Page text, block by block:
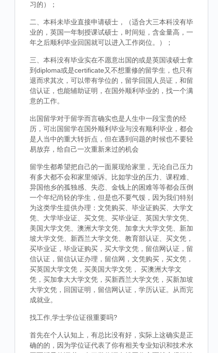
习的）；
二、本科未毕业直接申请硕士，（适合大三本科没有毕
业的，英国一年制授课试硕士，时间短，含金量高，一
年之后顺利毕业回国就可以进入工作岗位。）；
三、本科没有毕业实在不愿意出国的或是英国读硕士拿
到diploma或是certificate又不想重修的留学生，也只有
退而求其次，可以带有学位的，留学回国人员证，和留
信认证，也能辅助证明，在国外顺利毕业的，找一个满
意的工作。
出国留学对于留学而言确实也是人生中一段宝贵的经
历，可出国留学在国外顺利毕业与没有顺利毕业，都会
是人当中的重大转折点，但在遇到问题的时候也不要轻
易放弃，给自己一次重新来过的机会
留学生都希望把自己的一面展现给家里，无论自己压力
有多大都不会和家里倾诉。比如学业的压力、课程难、
异国他乡的孤独感、失恋、金钱上的困难等等都会压倒
一个年纪尚轻的学生，但是也不要气馁，因为我们特别
为这类学生提供办理：文凭购买、毕业证购买、大学文
凭、大学毕业证、买文凭、买毕业证、英国大学文凭、
美国大学文凭、澳洲大学文凭、加拿大大学文凭、新加
坡大学文凭、新西兰大学文凭、教育部认证、买文凭，
买毕业证，毕业证购买，买大学文凭，留信网认证，留
信认证，留信认证办理，留信网，文凭购买，买文凭，
买英国大学文凭，买美国大学文凭， 买澳洲大学文
凭，买加拿大大学文凭，买新西兰大学文凭，买新加坡
大学文凭，回国证明，留信网认证，学历认证。从而完
成就业。
找工作,学士学位证很重要吗?
首先在个人认知上，有总比没有好，实际上这确实是正
确的的，因为学位证代表了你有相关专业知识和技术水